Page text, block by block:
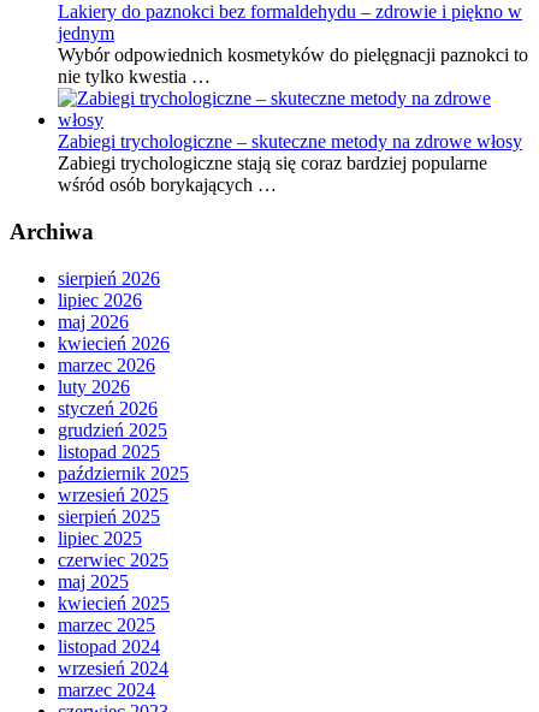
Lakiery do paznokci bez formaldehydu – zdrowie i piękno w
jednym
Wybór odpowiednich kosmetyków do pielęgnacji paznokci to
nie tylko kwestia …
Zabiegi trychologiczne – skuteczne metody na zdrowe włosy
Zabiegi trychologiczne stają się coraz bardziej popularne
wśród osób borykających …
Archiwa
sierpień 2026
lipiec 2026
maj 2026
kwiecień 2026
marzec 2026
luty 2026
styczeń 2026
grudzień 2025
listopad 2025
październik 2025
wrzesień 2025
sierpień 2025
lipiec 2025
czerwiec 2025
maj 2025
kwiecień 2025
marzec 2025
listopad 2024
wrzesień 2024
marzec 2024